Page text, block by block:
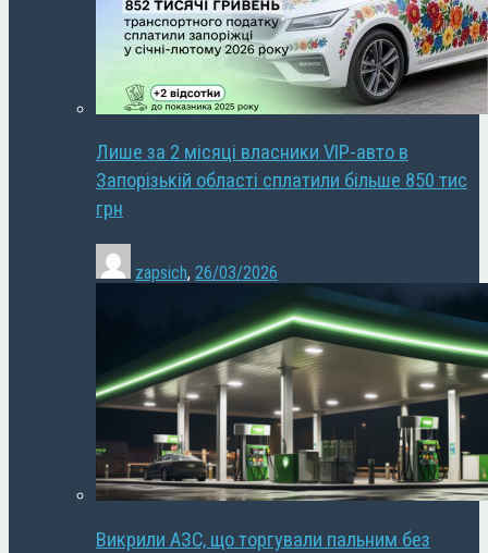
Лише за 2 місяці власники VIP-авто в
Запорізькій області сплатили більше 850 тис
грн
zapsich, 26/03/2026
Викрили АЗС, що торгували пальним без